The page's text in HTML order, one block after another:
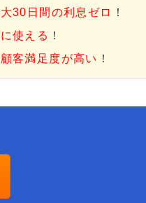
30日間の利息ゼロ
！
使える ！
顧客満足度が高い ！